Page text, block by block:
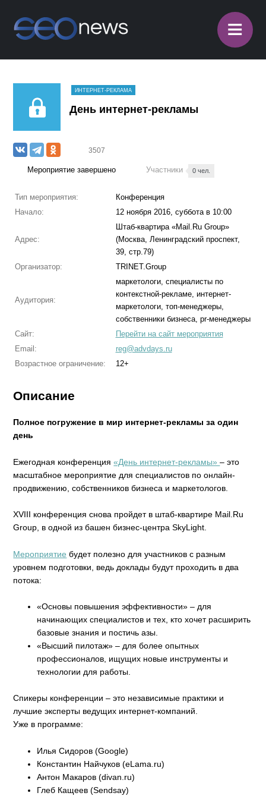
≡
ИНТЕРНЕТ-РЕКЛАМА
День интернет-рекламы
3507
Мероприятие завершено Участники 0 чел.
Тип мероприятия:
Конференция
Начало:
12 ноября 2016, суббота в 10:00
Адрес:
Штаб-квартира «Mail.Ru Group»
(Москва, Ленинградский проспект,
39, стр.79)
Организатор:
TRINET.Group
Аудитория:
маркетологи, специалисты по
контекстной-рекламе, интернет-
маркетологи, топ-менеджеры,
собственники бизнеса, pr-менеджеры
Сайт:
Перейти на сайт мероприятия
Email:
reg@advdays.ru
Возрастное ограничение:
12+
Описание
Полное погружение в мир интернет-рекламы за один
день
Ежегодная конференция«День интернет-рекламы»– это
масштабное мероприятие для специалистов по онлайн-
продвижению, собственников бизнеса и маркетологов.
XVIII конференция снова пройдет в штаб-квартире Mail.Ru
Group, в одной из башен бизнес-центра SkyLight.
Мероприятие будет полезно для участников с разным
уровнем подготовки, ведь доклады будут проходить в два
потока:
«Основы повышения эффективности» – для
начинающих специалистов и тех, кто хочет расширить
базовые знания и постичь азы.
«Высший пилотаж» – для более опытных
профессионалов, ищущих новые инструменты и
технологии для работы.
Спикеры конференции – это независимые практики и
лучшие эксперты ведущих интернет-компаний.
Уже в программе:
Илья Сидоров (Google)
Константин Найчуков (eLama.ru)
Антон Макаров (divan.ru)
Глеб Кащеев (Sendsay)